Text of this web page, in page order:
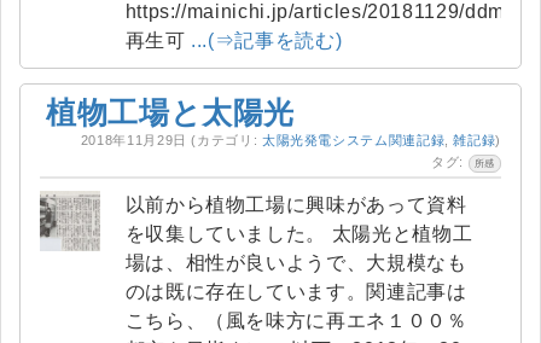
https://mainichi.jp/articles/20181129/ddm/
再生可 ...(⇒記事を読む)
植物工場と太陽光
2018年11月29日 (カテゴリ: 太陽光発電システム関連記録 ,雑記録)
タグ:
所感
以前から植物工場に興味があって資料
を収集していました。 太陽光と植物工
場は、相性が良いようで、大規模なも
のは既に存在しています。関連記事は
こちら、（風を味方に再エネ１００％